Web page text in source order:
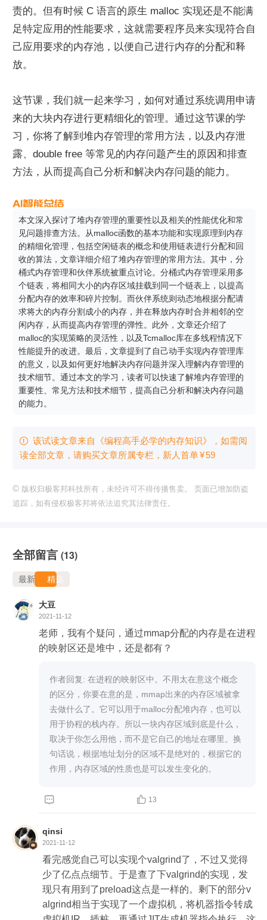
责的。但有时候 C 语言的原生 malloc 实现还是不能满
足特定应用的性能要求，这就需要程序员来实现符合自
己应用要求的内存池，以便自己进行内存的分配和释
放。
这节课，我们就一起来学习，如何对通过系统调用申请
来的大块内存进行更精细化的管理。通过这节课的学
习，你将了解到堆内存管理的常用方法，以及内存泄
露、double free 等常见的内存问题产生的原因和排查
方法，从而提高自己分析和解决内存问题的能力。
本文深入探讨了堆内存管理的重要性以及相关的性能优化和常
见问题排查方法。从malloc函数的基本功能和实现原理到内存
的精细化管理，包括空闲链表的概念和使用链表进行分配和回
收的算法，文章详细介绍了堆内存管理的常用方法。其中，分
桶式内存管理和伙伴系统被重点讨论。分桶式内存管理采用多
个链表，将相同大小的内存区域挂载到同一个链表上，以提高
分配内存的效率和碎片控制。而伙伴系统则动态地根据分配请
求将大的内存分割成小的内存，并在释放内存时合并相邻的空
闲内存，从而提高内存管理的弹性。此外，文章还介绍了
malloc的实现策略的灵活性，以及Tcmalloc库在多线程情况下
性能提升的改进。最后，文章提到了自己动手实现内存管理库
的意义，以及如何更好地解决内存问题并深入理解内存管理的
技术细节。通过本文的学习，读者可以快速了解堆内存管理的
重要性、常见方法和技术细节，提高自己分析和解决内存问题
的能力。
 该试读文章来自《编程高手必学的内存知识》，如需阅
读全部文章，请购买文章所属专栏 ，新⼈⾸单¥59
© 版权归极客邦科技所有，未经许可不得传播售卖。 页面已增加防盗
追踪，如有侵权极客邦将依法追究其法律责任。
全部留言 (13)
最新 精选
大豆
2021-11-12
老师，我有个疑问，通过mmap分配的内存是在进程
的映射区还是堆中，还是都有？
作者回复: 在进程的映射区中。不用太在意这个概念
的区分，你要在意的是，mmap出来的内存区域被拿
去做什么了。它可以用于malloc分配堆内存，也可以
用于协程的栈内存。所以一块内存区域到底是什么，
取决于你怎么用他，而不是它自己的地址在哪里。换
句话说，根据地址划分的区域不是绝对的，根据它的
作用，内存区域的性质也是可以发生变化的。
  13
qinsi
2021-11-12
看完感觉自己可以实现个valgrind了，不过又觉得
少了亿点点细节。于是查了下valgrind的实现，发
现只有用到了preload这点是一样的。剩下的部分v
algrind相当于实现了一个虚拟机，将机器指令转成